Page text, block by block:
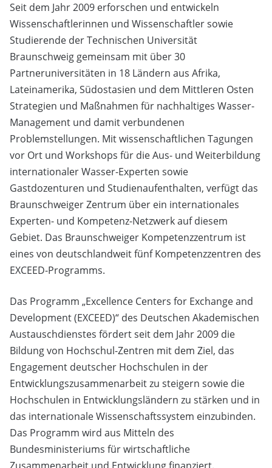
Seit dem Jahr 2009 erforschen und entwickeln
Wissenschaftlerinnen und Wissenschaftler sowie
Studierende der Technischen Universität
Braunschweig gemeinsam mit über 30
Partneruniversitäten in 18 Ländern aus Afrika,
Lateinamerika, Südostasien und dem Mittleren Osten
Strategien und Maßnahmen für nachhaltiges Wasser-
Management und damit verbundenen
Problemstellungen. Mit wissenschaftlichen Tagungen
vor Ort und Workshops für die Aus- und Weiterbildung
internationaler Wasser-Experten sowie
Gastdozenturen und Studienaufenthalten, verfügt das
Braunschweiger Zentrum über ein internationales
Experten- und Kompetenz-Netzwerk auf diesem
Gebiet. Das Braunschweiger Kompetenzzentrum ist
eines von deutschlandweit fünf Kompetenzzentren des
EXCEED-Programms.
Das Programm „Excellence Centers for Exchange and
Development (EXCEED)“ des Deutschen Akademischen
Austauschdienstes fördert seit dem Jahr 2009 die
Bildung von Hochschul-Zentren mit dem Ziel, das
Engagement deutscher Hochschulen in der
Entwicklungszusammenarbeit zu steigern sowie die
Hochschulen in Entwicklungsländern zu stärken und in
das internationale Wissenschaftssystem einzubinden.
Das Programm wird aus Mitteln des
Bundesministeriums für wirtschaftliche